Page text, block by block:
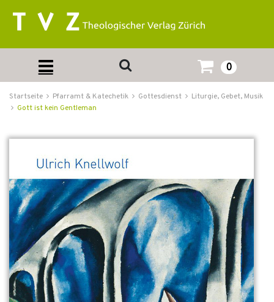
0
Startseite Pfarramt & Katechetik Gottesdienst
Liturgie, Gebet, Musik
Gott ist kein Gentleman